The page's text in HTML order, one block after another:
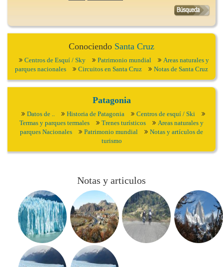
Conociendo Santa Cruz
Centros de Esquí / Sky Patrimonio mundial
Areas naturales y
parques nacionales
Circuitos en Santa Cruz Notas de Santa Cruz
Patagonia
Datos de .. Historia de Patagonia
Centros de esquí / Ski
Termas y parques termales
Trenes turísticos
Areas naturales y
parques Nacionales
Patrimonio mundial
Notas y artículos de
turismo
Notas y articulos